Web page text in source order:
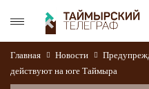
Главная Новости
действуют на юге Таймыра